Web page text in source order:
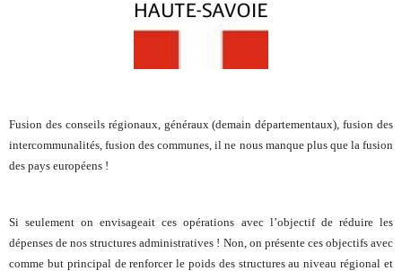
Fusion des conseils régionaux, généraux (demain départementaux), fusion des
intercommunalités, fusion des communes, il ne nous manque plus que la fusion
des pays européens !
Si seulement on envisageait ces opérations avec l’objectif de réduire les
dépenses de nos structures administratives ! Non, on présente ces objectifs avec
comme but principal de renforcer le poids des structures au niveau régional et